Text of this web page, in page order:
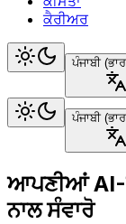
ਕੈਰੀਅਰ
ਪੰਜਾਬੀ
ਪੰਜਾਬੀ
ਆਪਣੀਆਂ AI-
ਨਾਲ ਸੰਵਾਰੋ